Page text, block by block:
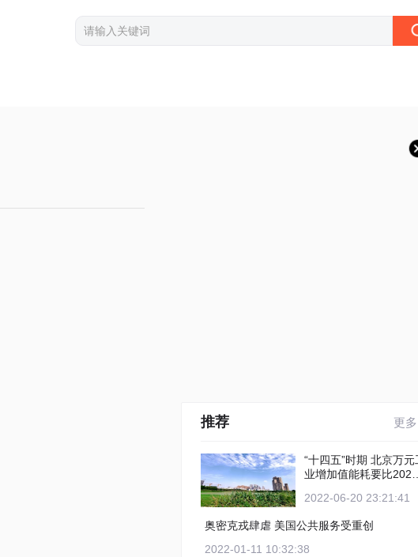
推荐 更多
“十四五”时期 北京万元工
业增加值能耗要比2020
2022-06-20 23:21:41
奥密克戎肆虐 美国公共服务受重创
2022-01-11 10:32:38